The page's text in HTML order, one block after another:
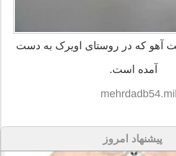
آهو که در روستای اویرک به دست
آمده است.
پیشنهاد امروز